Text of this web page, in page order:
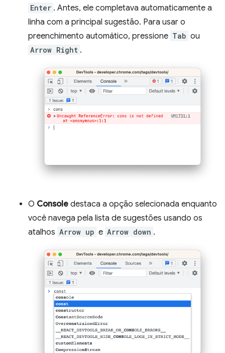
Enter . Antes, ele completava automaticamente a
linha com a principal sugestão. Para usar o
preenchimento automático, pressione Tab ou
Arrow Right .
O Console destaca a opção selecionada enquanto
você navega pela lista de sugestões usando os
atalhos Arrow up e Arrow down .